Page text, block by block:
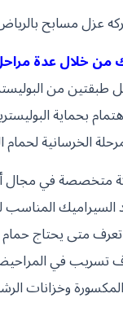
عزل مسابح
من خلال عدة
طبقتين من
بحماية
الخرسانية
متخصصة في مجال
السيراميك المناسب
متى يحتاج
تسريب في
المكسورة وخزانات